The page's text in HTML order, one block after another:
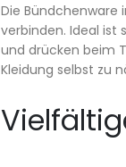
Die
verbinden. Ideal ist
und drücken beim
Kleidung selbst zu